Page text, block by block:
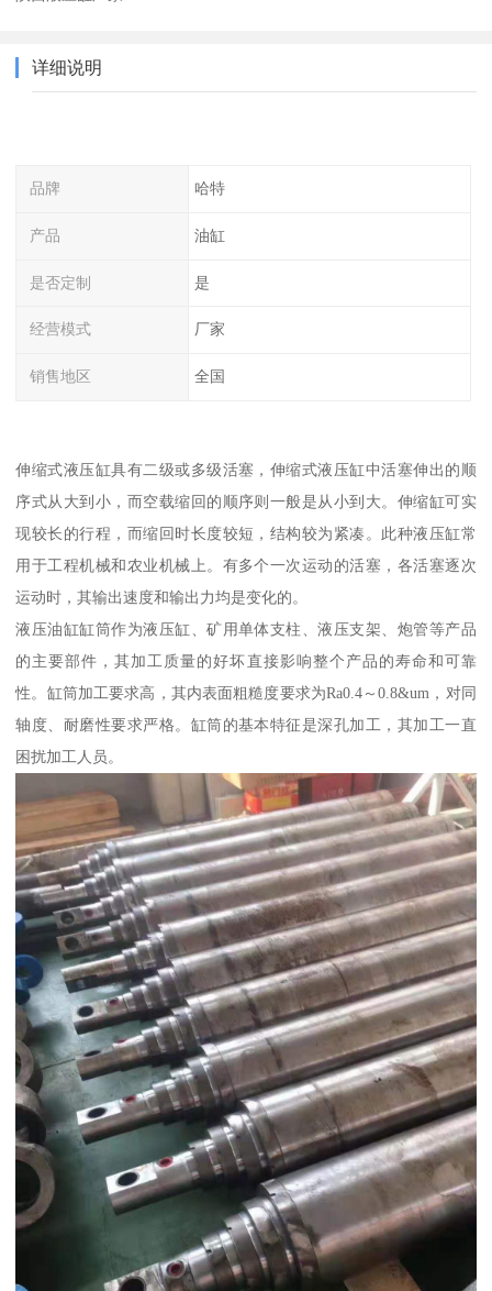
详细说明
品牌 哈特
产品 油缸
是否定制 是
经营模式 厂家
销售地区 全国
伸缩式液压缸具有二级或多级活塞，伸缩式液压缸中活塞伸出的顺
序式从大到小，而空载缩回的顺序则一般是从小到大。伸缩缸可实
现较长的行程，而缩回时长度较短，结构较为紧凑。此种液压缸常
用于工程机械和农业机械上。有多个一次运动的活塞，各活塞逐次
运动时，其输出速度和输出力均是变化的。
液压油缸缸筒作为液压缸、矿用单体支柱、液压支架、炮管等产品
的主要部件，其加工质量的好坏直接影响整个产品的寿命和可靠
性。缸筒加工要求高，其内表面粗糙度要求为Ra0.4～0.8&um，对同
轴度、耐磨性要求严格。缸筒的基本特征是深孔加工，其加工一直
困扰加工人员。